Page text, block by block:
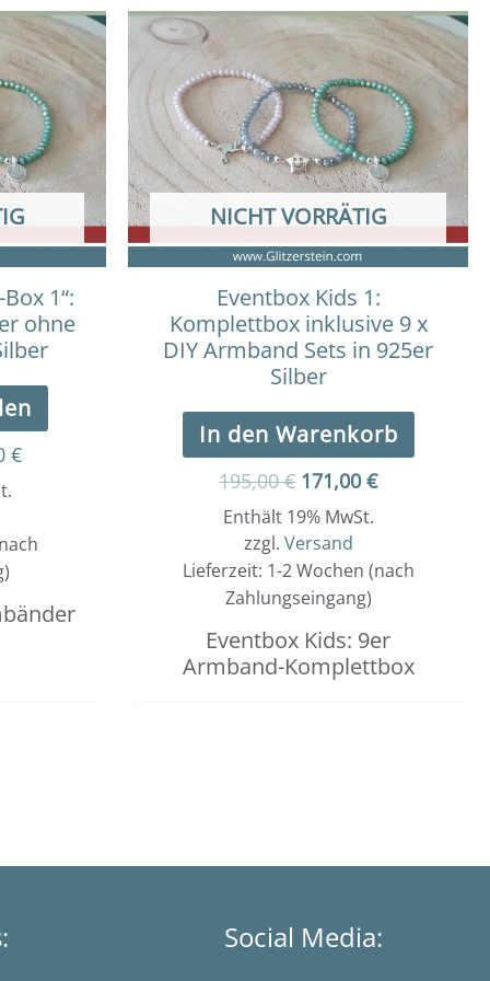
1“:
ohne
€
NICHT VORRÄTIG
Eventbox Kids 1:
Komplettbox inklusive 9 x
DIY Armband Sets in 925er
Silber
In den Warenkorb
195,00€
Ursprünglicher
Preis
war:
195,00 €
171,00 €
Aktueller
Preis
ist:
171,00 €.
Enthält 19% MwSt.
zzgl. Versand
Lieferzeit: 1-2 Wochen (nach
Zahlungseingang)
Eventbox Kids: 9er
Armband-Komplettbox
Social Media: